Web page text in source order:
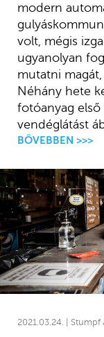
modern
volt, mégis
ugyanolyan
mutatni
Néhány hete
fotóanyag első
vendéglátást
BŐVEBBEN >>>
2021.03.24. | Stumpf